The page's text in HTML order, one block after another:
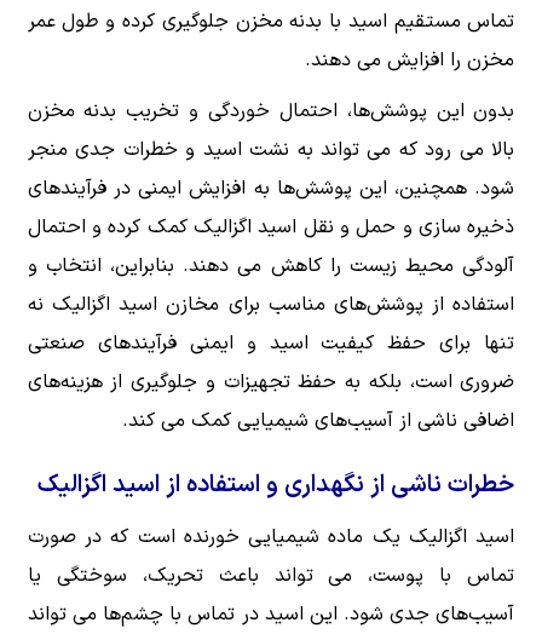
تماس مستقیم اسید با بدنه مخزن جلوگیری کرده و طول عمر
مخزن را افزایش می دهند.
بدون این پوشش‌ها، احتمال خوردگی و تخریب بدنه مخزن
بالا می رود که می تواند به نشت اسید و خطرات جدی منجر
شود. همچنین، این پوشش‌ها به افزایش ایمنی در فرآیندهای
ذخیره سازی و حمل و نقل اسید اگزالیک کمک کرده و احتمال
آلودگی محیط زیست را کاهش می دهند. بنابراین، انتخاب و
استفاده از پوشش‌های مناسب برای مخازن اسید اگزالیک نه
تنها برای حفظ کیفیت اسید و ایمنی فرآیندهای صنعتی
ضروری است، بلکه به حفظ تجهیزات و جلوگیری از هزینه‌های
اضافی ناشی از آسیب‌های شیمیایی کمک می کند.
خطرات ناشی از نگهداری و استفاده از اسید اگزالیک
اسید اگزالیک یک ماده شیمیایی خورنده است که در صورت
تماس با پوست، می تواند باعث تحریک، سوختگی یا
آسیب‌های جدی شود. این اسید در تماس با چشم‌ها می تواند